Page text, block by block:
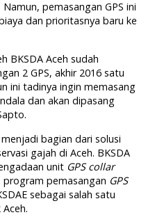
pemasangan GPS ini
dan prioritasnya baru ke
BKSDA Aceh sudah
2 GPS, akhir 2016 satu
ini tadinya ingin memasang
dan akan dipasang
bagian dari solusi
gajah di Aceh. BKSDA
unit GPS collar
program pemasangan GPS
sebagai salah satu